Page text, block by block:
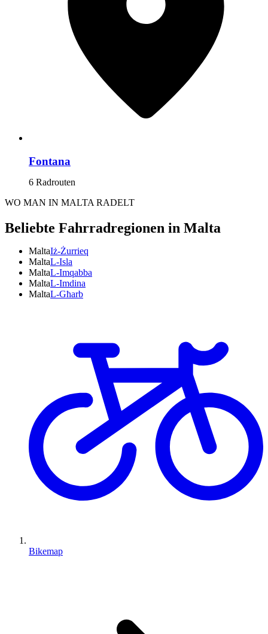
Fontana
6 Radrouten
WO MAN IN MALTA RADELT
Beliebte Fahrradregionen in Malta
MaltaIż-Żurrieq
MaltaL-Isla
MaltaL-Imqabba
MaltaL-Imdina
MaltaL-Għarb
Bikemap